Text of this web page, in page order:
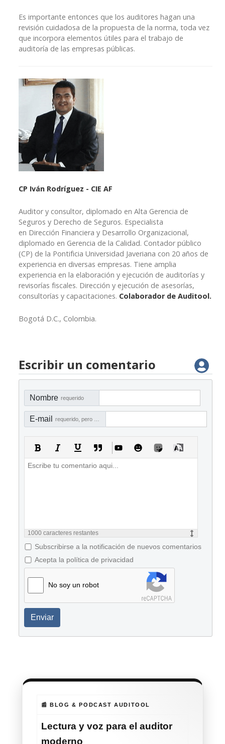
Es importante entonces que los auditores hagan una
revisión cuidadosa de la propuesta de la norma, toda vez
que incorpora elementos útiles para el trabajo de
auditoría de las empresas públicas.
CP Iván Rodríguez - CIE AF
Auditor y consultor, diplomado en Alta Gerencia de
Seguros y Derecho de Seguros. Especialista
en Dirección Financiera y Desarrollo Organizacional,
diplomado en Gerencia de la Calidad. Contador público
(CP) de la Pontificia Universidad Javeriana con 20 años de
experiencia en diversas empresas. Tiene amplia
experiencia en la elaboración y ejecución de auditorías y
revisorías fiscales. Dirección y ejecución de asesorías,
consultorías y capacitaciones. Colaborador de Auditool.
Bogotá D.C., Colombia.
Escribir un comentario
Nombre requerido
E-mail
1000 caracteres restantes
Subscribirse a la notificación de nuevos comentarios
Acepta la política de privacidad
No soy un robot
Enviar
📰 BLOG & PODCAST AUDITOOL
Lectura y voz para el auditor
moderno